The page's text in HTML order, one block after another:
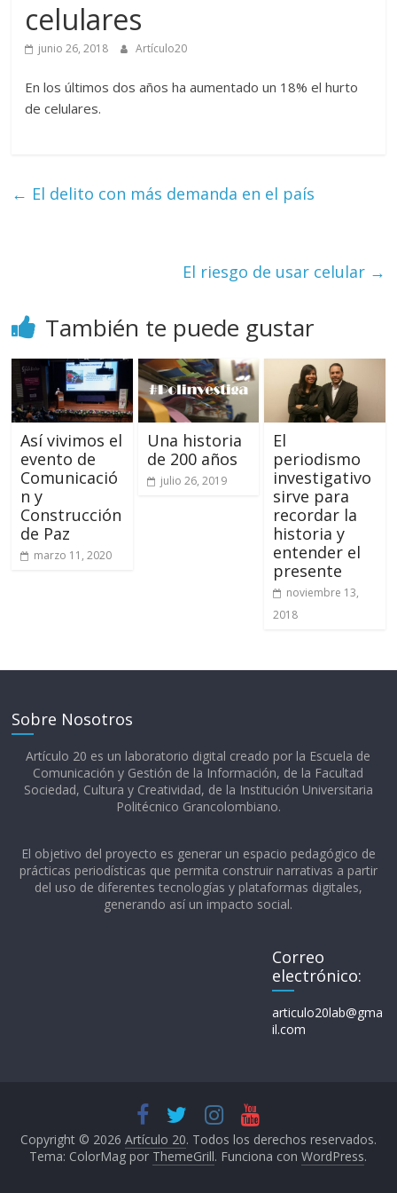
periodismo
digital
del
Grancolombiano
celulares
junio 26, 2018 Artículo20
En los últimos dos años ha aumentado un 18% el hurto
de celulares.
← El delito con más demanda en el país
El riesgo de usar celular →
También te puede gustar
Así vivimos el
evento de
Comunicació
n y
Construcción
de Paz
marzo 11, 2020
Una historia
de 200 años
julio 26, 2019
El
periodismo
investigativo
sirve para
recordar la
historia y
entender el
presente
noviembre 13,
2018
Sobre Nosotros
Artículo 20 es un laboratorio digital creado por la Escuela de
Comunicación y Gestión de la Información, de la Facultad
Sociedad, Cultura y Creatividad, de la Institución Universitaria
Politécnico Grancolombiano.​
El objetivo del proyecto es generar un espacio pedagógico de
prácticas periodísticas que permita construir narrativas a partir
del uso de diferentes tecnologías y plataformas digitales,
generando así un impacto social.
Correo
electrónico:
articulo20lab@gma
il.com
Copyright © 2026 Artículo 20. Todos los derechos reservados.
Tema: ColorMag por ThemeGrill. Funciona conWordPress.